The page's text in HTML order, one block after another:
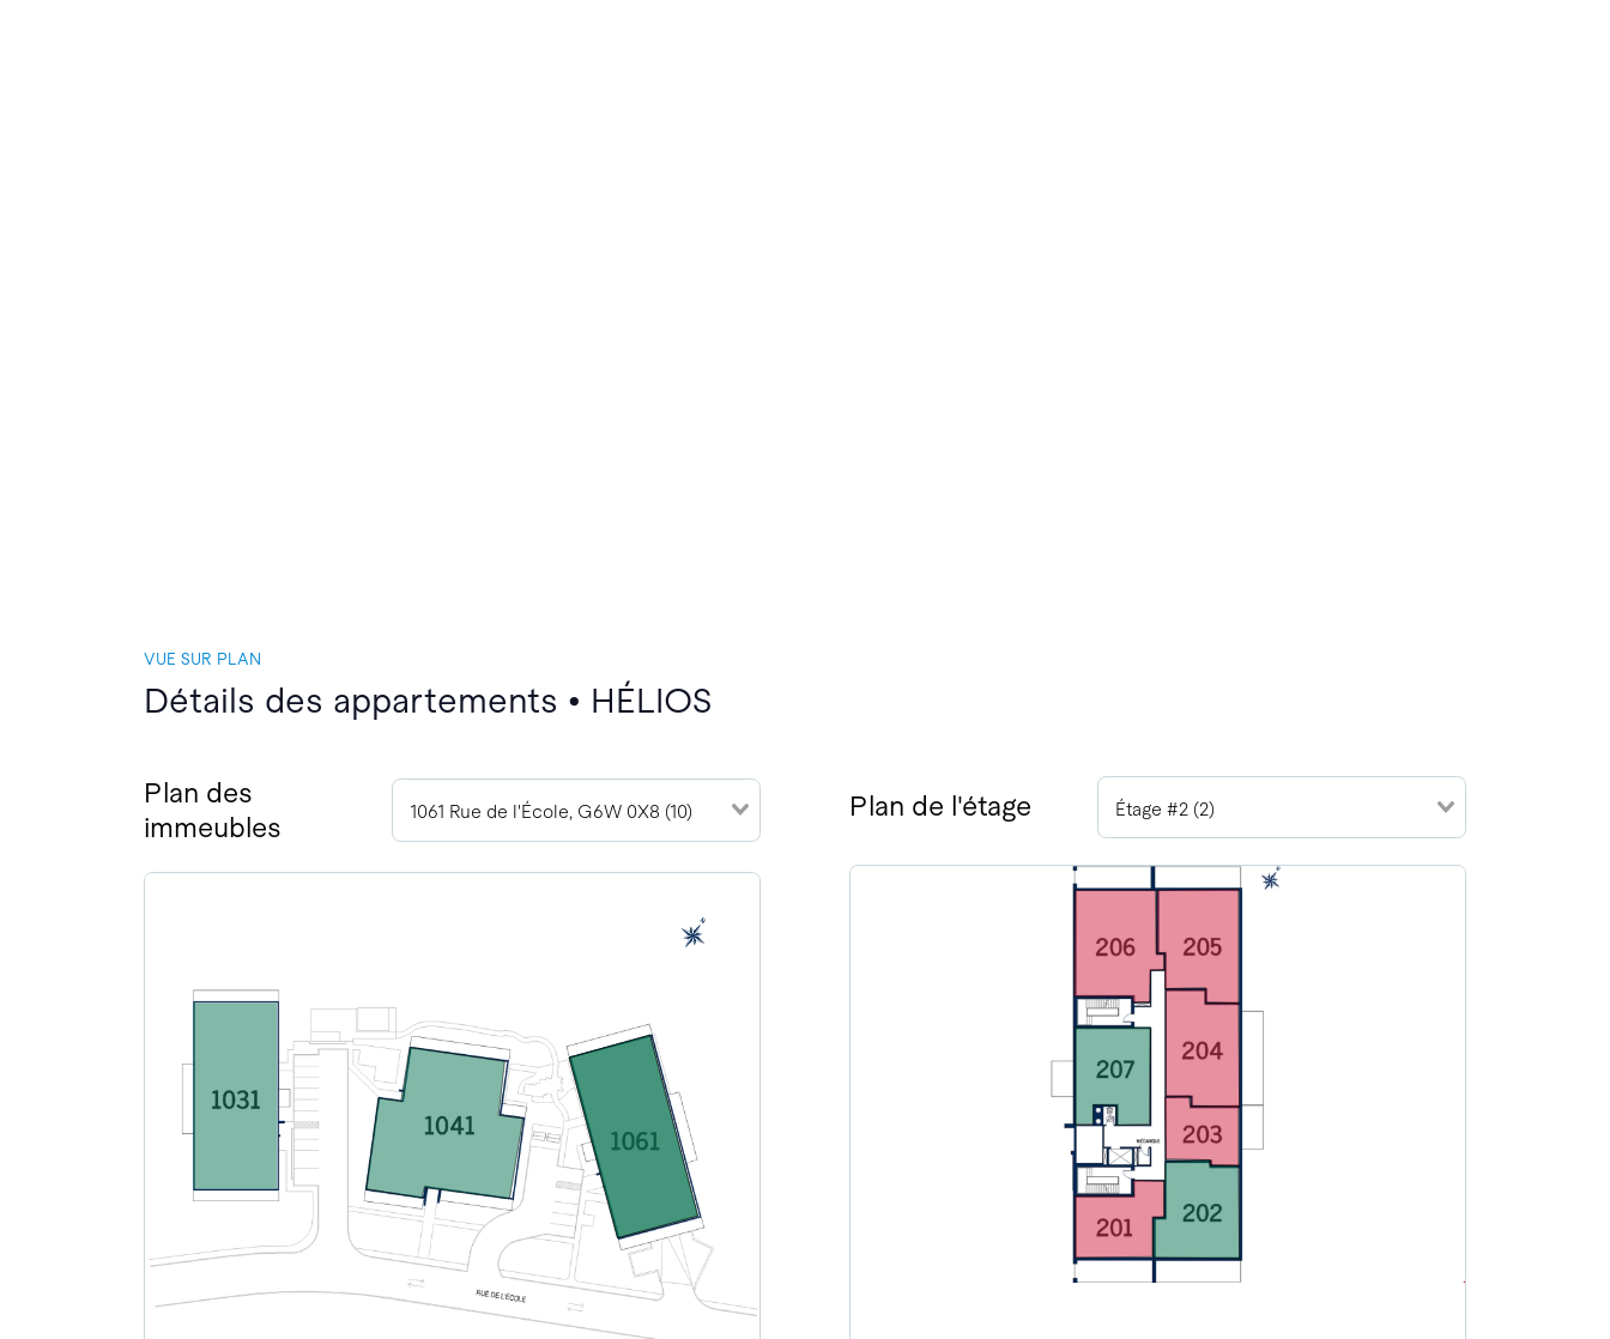
VUE SUR PLAN
Détails des appartements • HÉLIOS
Plan des
immeubles
1061 Rue de l'École, G6W 0X8 (10) Plan de l'étage Étage #2 (2)